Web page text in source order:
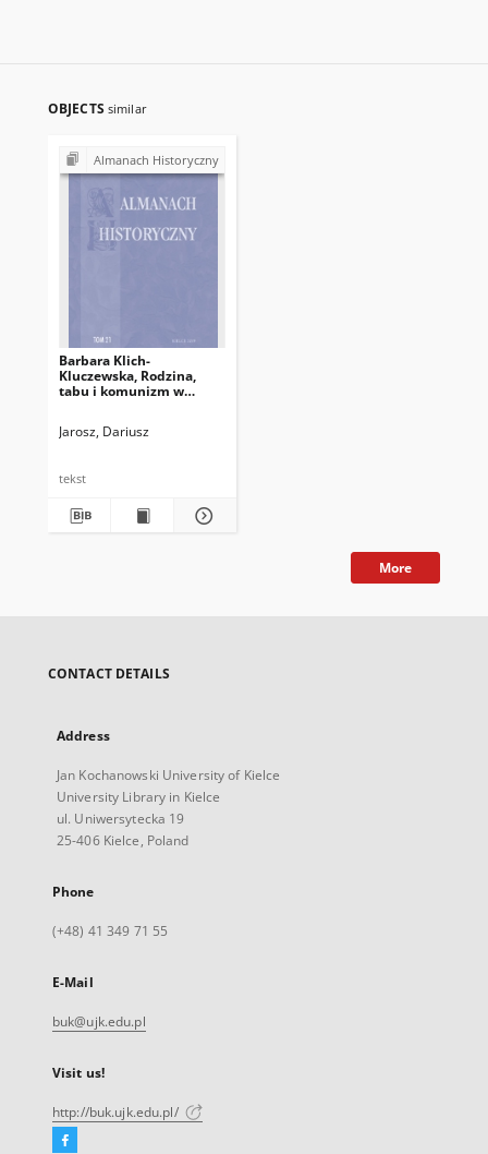
OBJECTS similar
Almanach Historyczny
Barbara Klich-
Kluczewska, Rodzina,
tabu i komunizm w
LIBRON – Filip Lohner,
Jarosz, Dariusz
tekst
More
CONTACT DETAILS
Address
Jan Kochanowski University of Kielce
University Library in Kielce
ul. Uniwersytecka 19
25-406 Kielce, Poland
Phone
(+48) 41 349 71 55
E-Mail
buk@ujk.edu.pl
Visit us!
http://buk.ujk.edu.pl/
Facebook